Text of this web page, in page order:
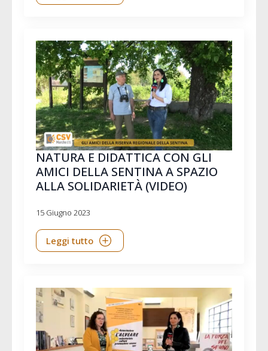
NATURA E DIDATTICA CON GLI
AMICI DELLA SENTINA A SPAZIO
ALLA SOLIDARIETÀ (VIDEO)
15 Giugno 2023
Leggi tutto